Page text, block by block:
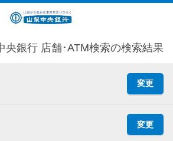
央銀行 店舗･ATM検索の検索結果
変更
変更